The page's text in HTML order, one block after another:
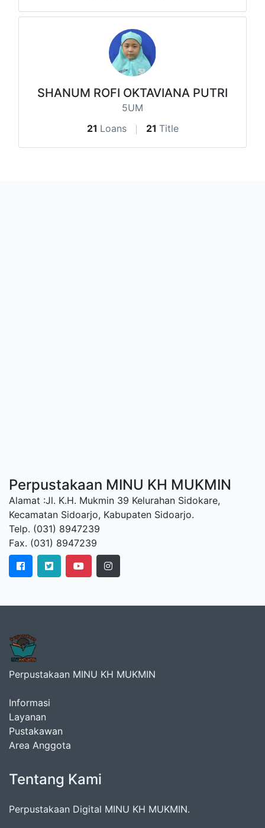
SHANUM ROFI OKTAVIANA PUTRI
5UM
21 Loans 21 Title
Perpustakaan MINU KH MUKMIN
Alamat :Jl. K.H. Mukmin 39 Kelurahan Sidokare,
Kecamatan Sidoarjo, Kabupaten Sidoarjo.
Telp. (031) 8947239
Fax. (031) 8947239
Perpustakaan MINU KH MUKMIN
Informasi
Layanan
Pustakawan
Area Anggota
Tentang Kami
Perpustakaan Digital MINU KH MUKMIN.